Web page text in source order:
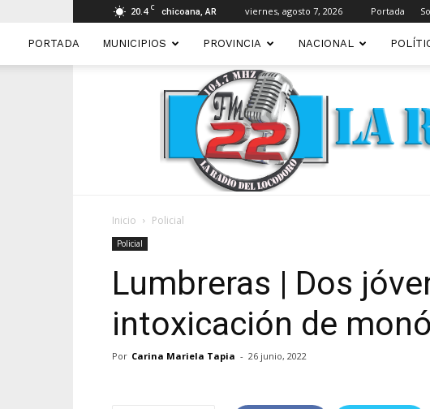
20.4 C chicoana, AR viernes, agosto 7, 2026 Portada
PORTADA MUNICIPIOS PROVINCIA NACIONAL
Inicio Policial
Policial
Lumbreras | Dos
intoxicación de
Por Carina Mariela Tapia - 26 junio, 2022